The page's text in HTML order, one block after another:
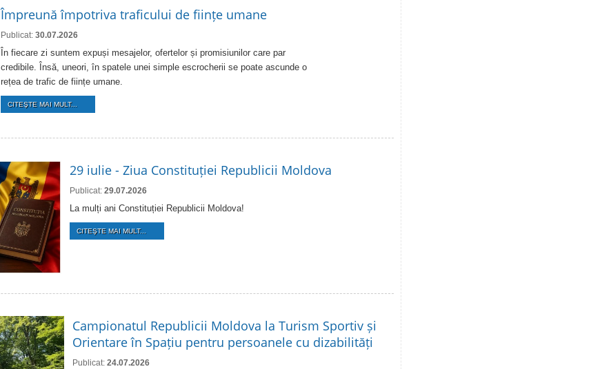
Împreună împotriva traficului de ființe umane
Publicat:30.07.2026
În fiecare zi suntem expuși mesajelor, ofertelor și promisiunilor care par
credibile. Însă, uneori, în spatele unei simple escrocherii se poate ascunde o
rețea de trafic de ființe umane.
CITEŞTE MAI MULT...
29 iulie - Ziua Constituției Republicii Moldova
Publicat: 29.07.2026
La mulți ani Constituției Republicii Moldova!
CITEŞTE MAI MULT...
Campionatul Republicii Moldova la Turism Sportiv și
Orientare în Spațiu pentru persoanele cu dizabilități
Publicat: 24.07.2026